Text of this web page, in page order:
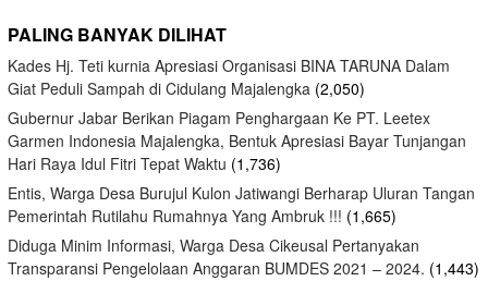
PALING BANYAK DILIHAT
Kades Hj. Teti kurnia Apresiasi Organisasi BINA TARUNA Dalam
Giat Peduli Sampah di Cidulang Majalengka (2,050)
Gubernur Jabar Berikan Piagam Penghargaan Ke PT. Leetex
Garmen Indonesia Majalengka, Bentuk Apresiasi Bayar Tunjangan
Hari Raya Idul Fitri Tepat Waktu (1,736)
Entis, Warga Desa Burujul Kulon Jatiwangi Berharap Uluran Tangan
Pemerintah Rutilahu Rumahnya Yang Ambruk !!! (1,665)
Diduga Minim Informasi, Warga Desa Cikeusal Pertanyakan
Transparansi Pengelolaan Anggaran BUMDES 2021 – 2024. (1,443)